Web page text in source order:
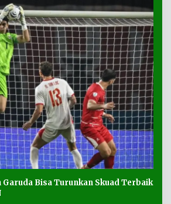
Garuda Bisa Turunkan Skuad Terbaik